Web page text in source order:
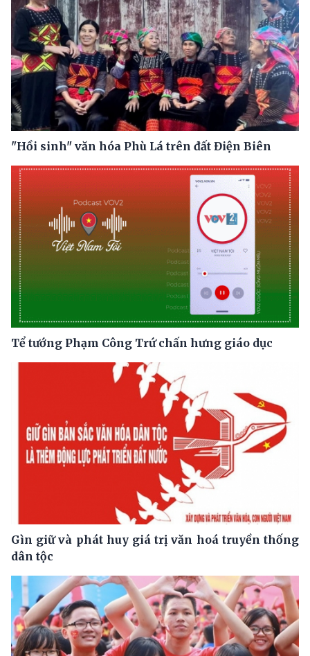
"Hồi sinh" văn hóa Phù Lá trên đất Điện Biên
Tể tướng Phạm Công Trứ chấn hưng giáo dục
Gìn giữ và phát huy giá trị văn hoá truyền thống
dân tộc